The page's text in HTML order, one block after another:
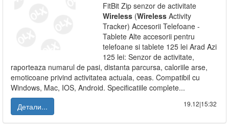
FitBit Zip senzor de activitate
Wireless (Wireless Activity
Tracker) Accesorii Telefoane -
Tablete Alte accesorii pentru
telefoane si tablete 125 lei Arad Azi
125 lei: Senzor de activitate,
raporteaza numarul de pasi, distanta parcursa, caloriile arse,
emoticoane privind activitatea actuala, ceas. Compatibil cu
Windows, Mac, IOS, Android. Specificatiile complete...
Детали...
19.12|15:32